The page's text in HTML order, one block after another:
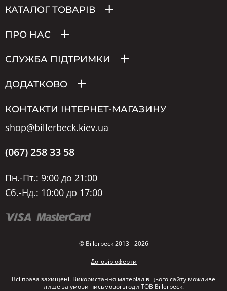
КАТАЛОГ ТОВАРІВ
ПРО НАС
СЛУЖБА ПІДТРИМКИ
ДОДАТКОВО
КОНТАКТИ ІНТЕРНЕТ-МАГАЗИНУ
shop@billerbeck.kiev.ua
(067) 258 33 58
Пн.-Пт.: 9:00 до 21:00
Сб.-Нд.: 10:00 до 17:00
© Billerbeck 2013 - 2026
Договір оферти
Всі права захищені. Використання матеріалів цього сайту можливе
лише за умови письмової згоди ТОВ Billerbeck.